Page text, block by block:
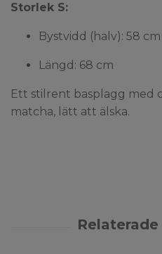
Storlek S:
Bystvidd (halv): 58 cm
Längd: 68 cm
Ett stilrent basplagg med
matcha, lätt att älska.